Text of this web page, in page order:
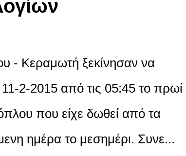
- Κεραμωτή ξεκίνησαν να
2-2015 από τις 05:45 το πρωί
που είχε δωθεί από τα
ημέρα το μεσημέρι. Συνε...